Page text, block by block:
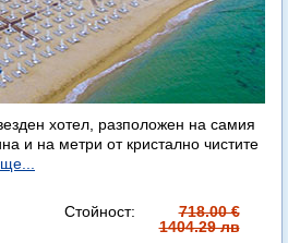
хотел, разположен на самия
и на метри от кристално чистите
Стойност:
718.00 €
1404.29 лв